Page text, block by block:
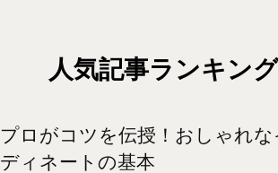
人気記事ランキング
プロがコツを伝授！おしゃれ
ディネートの基本